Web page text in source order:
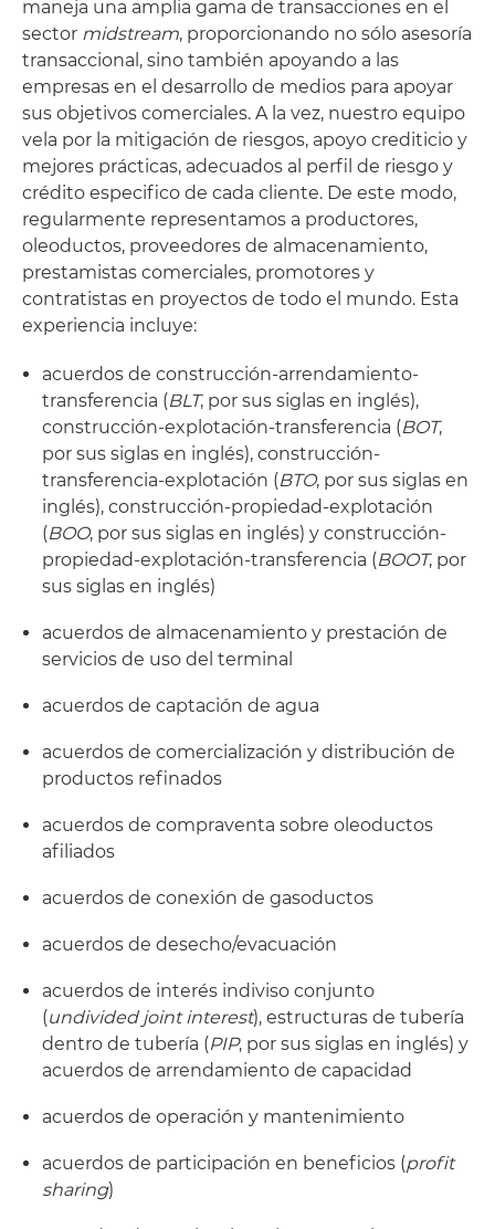
maneja una amplia gama de transacciones en el
sector midstream, proporcionando no sólo asesoría
transaccional, sino también apoyando a las
empresas en el desarrollo de medios para apoyar
sus objetivos comerciales. A la vez, nuestro equipo
vela por la mitigación de riesgos, apoyo crediticio y
mejores prácticas, adecuados al perfil de riesgo y
crédito especifico de cada cliente. De este modo,
regularmente representamos a productores,
oleoductos, proveedores de almacenamiento,
prestamistas comerciales, promotores y
contratistas en proyectos de todo el mundo. Esta
experiencia incluye:
acuerdos de construcción-arrendamiento-
transferencia (BLT, por sus siglas en inglés),
construcción-explotación-transferencia (BOT,
por sus siglas en inglés), construcción-
transferencia-explotación (BTO, por sus siglas en
inglés), construcción-propiedad-explotación
(BOO, por sus siglas en inglés) y construcción-
propiedad-explotación-transferencia (BOOT, por
sus siglas en inglés)
acuerdos de almacenamiento y prestación de
servicios de uso del terminal
acuerdos de captación de agua
acuerdos de comercialización y distribución de
productos refinados
acuerdos de compraventa sobre oleoductos
afiliados
acuerdos de conexión de gasoductos
acuerdos de desecho/evacuación
acuerdos de interés indiviso conjunto
(undivided joint interest), estructuras de tubería
dentro de tubería (PIP, por sus siglas en inglés) y
acuerdos de arrendamiento de capacidad
acuerdos de operación y mantenimiento
acuerdos de participación en beneficios (profit
sharing)